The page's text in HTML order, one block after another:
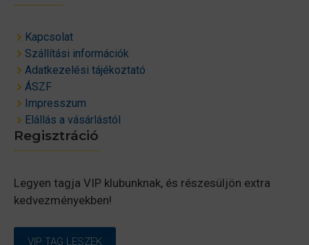
Kapcsolat
Szállítási információk
Adatkezelési tájékoztató
ÁSZF
Impresszum
Elállás a vásárlástól
Regisztráció
Legyen tagja VIP klubunknak, és részesüljön extra
kedvezményekben!
VIP TAG LESZEK